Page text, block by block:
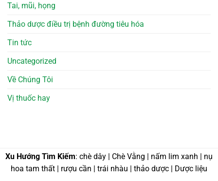
Tai, mũi, họng
Thảo dược điều trị bệnh đường tiêu hóa
Tin tức
Uncategorized
Về Chúng Tôi
Vị thuốc hay
Xu Hướng Tìm Kiếm: chè dây | Chè Vằng | nấm lim xanh | nụ
hoa tam thất | rượu cần | trái nhàu | thảo dược | Dược liệu